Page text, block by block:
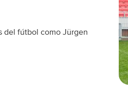
del fútbol como Jürgen